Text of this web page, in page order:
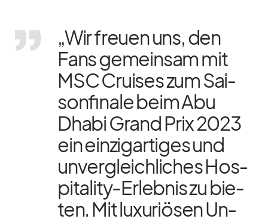
„Wir freuen uns, den
Fans ge­mein­sam mit
MSC Crui­ses zum Sai­
son­fi­nale beim Abu
Dhabi Grand Prix 2023
ein ein­zig­ar­ti­ges und
un­ver­gleich­li­ches Hos­
pi­ta­lity-Er­leb­nis zu bie­
ten. Mit lu­xu­riö­sen Un­